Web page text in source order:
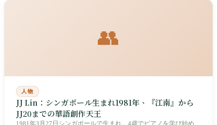
👥
人物
JJ Lin：シンガポール生まれ1981年、『江南』から
JJ20までの華語創作天王